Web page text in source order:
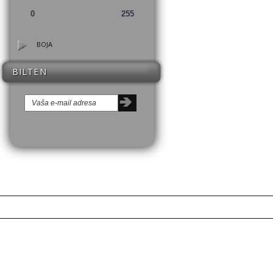
BOJA
BILTEN